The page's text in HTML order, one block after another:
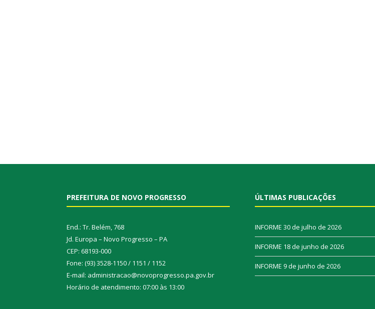
PREFEITURA DE NOVO PROGRESSO
End.: Tr. Belém, 768
Jd. Europa – Novo Progresso – PA
CEP: 68193-000
Fone: (93) 3528-1150 / 1151 / 1152
E-mail: administracao@novoprogresso.pa.gov.br
Horário de atendimento: 07:00 às 13:00
ÚLTIMAS PUBLICAÇÕES
INFORME 30 de julho de 2026
INFORME 18 de junho de 2026
INFORME 9 de junho de 2026